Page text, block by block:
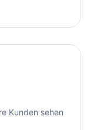
Kunden sehen